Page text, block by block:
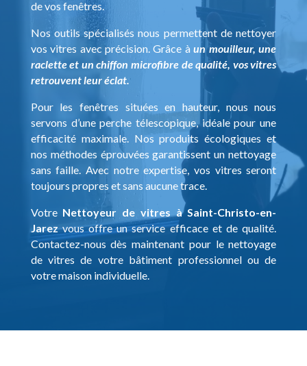
de vos fenêtres.
Nos outils spécialisés nous permettent de nettoyer
vos vitres avec précision. Grâce àun mouilleur, une
raclette et un chiffon microfibre de qualité, vos vitres
retrouvent leur éclat.
Pour les fenêtres situées en hauteur, nous nous
servons d’une perche télescopique, idéale pour une
efficacité maximale. Nos produits écologiques et
nos méthodes éprouvées garantissent un nettoyage
sans faille. Avec notre expertise, vos vitres seront
toujours propres et sans aucune trace.
Votre Nettoyeur de vitres à Saint-Christo-en-
Jarezvous offre un service efficace et de qualité.
Contactez-nous dès maintenant pour le nettoyage
de vitres de votre bâtiment professionnel ou de
votre maison individuelle.